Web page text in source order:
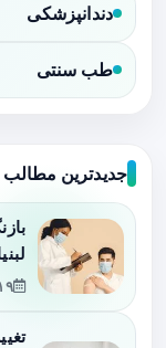
دندانپزشکی
طب سنتی
جدیدترین مطالب